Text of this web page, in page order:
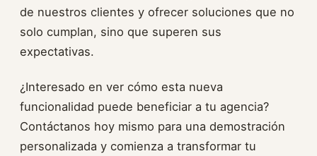
de nuestros clientes y ofrecer soluciones que no
solo cumplan, sino que superen sus
expectativas.
¿Interesado en ver cómo esta nueva
funcionalidad puede beneficiar a tu agencia?
Contáctanos hoy mismo para una demostración
personalizada y comienza a transformar tu